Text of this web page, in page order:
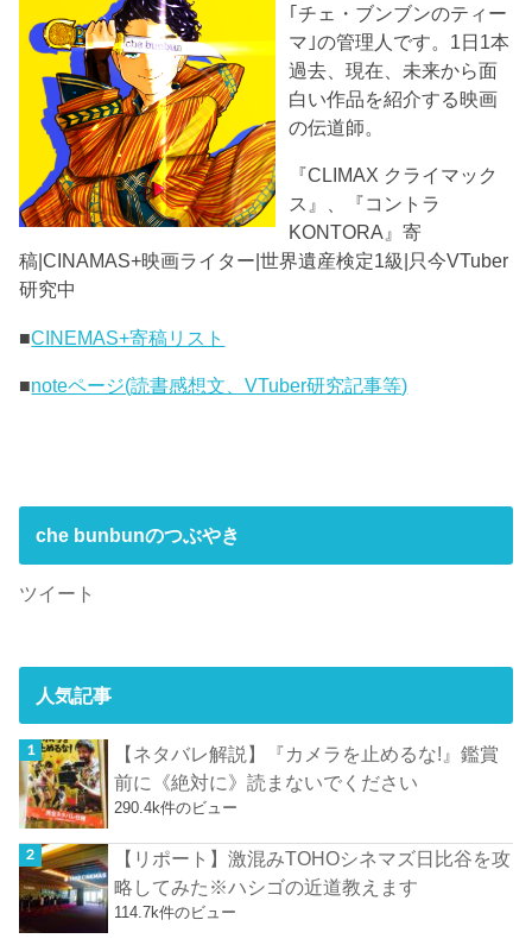
｢チェ・ブンブンのティー
マ｣の管理人です。1日1本
過去、現在、未来から面
白い作品を紹介する映画
の伝道師。
『CLIMAX クライマック
ス』、『コントラ
KONTORA』寄
稿|CINAMAS+映画ライター|世界遺産検定1級|只今VTuber
研究中
■CINEMAS+寄稿リスト
■noteページ(読書感想文、VTuber研究記事等)
che bunbunのつぶやき
ツイート
人気記事
【ネタバレ解説】『カメラを止めるな!』鑑賞
前に《絶対に》読まないでください
290.4k件のビュー
【リポート】激混みTOHOシネマズ日比谷を攻
略してみた※ハシゴの近道教えます
114.7k件のビュー